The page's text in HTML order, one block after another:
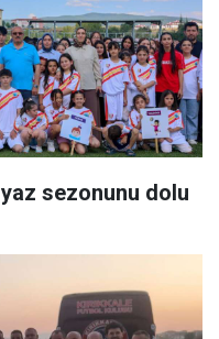
sezonunu dolu